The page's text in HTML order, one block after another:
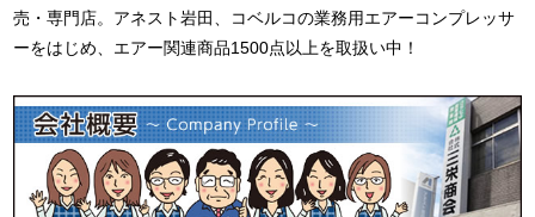
売・専門店。アネスト岩田、コベルコの業務用エアーコンプレッサ
ーをはじめ、エアー関連商品1500点以上を取扱い中！